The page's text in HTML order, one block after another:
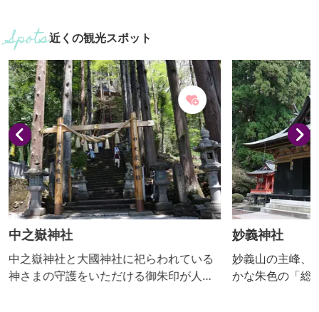
近くの観光スポット
中之嶽神社
中之嶽神社と大國神社に祀らわれている
神さまの守護をいただける御朱印が人
妙義神社
妙義山の主峰、
かな朱色の「総